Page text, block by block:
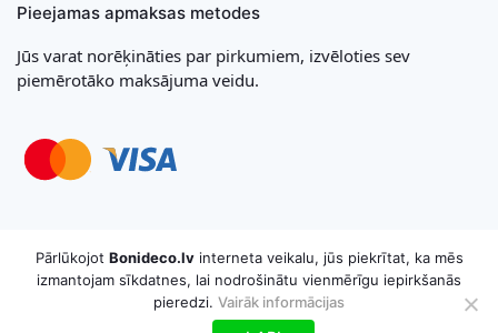
Pieejamas apmaksas metodes
Jūs varat norēķināties par pirkumiem, izvēloties sev
piemērotāko maksājuma veidu.
Pārlūkojot Bonideco.lvinterneta veikalu, jūs piekrītat, ka mēs
izmantojam sīkdatnes, lai nodrošinātu vienmērīgu iepirkšanās
pieredzi. Vairāk informācijas